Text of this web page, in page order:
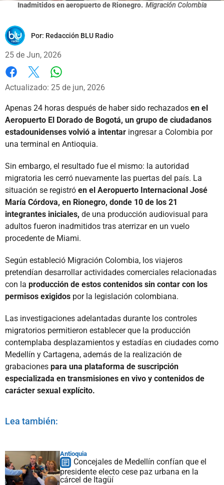
Inadmitidos en aeropuerto de Rionegro. Migración Colombia
Por: Redacción BLU Radio
25 de Jun, 2026
Facebook
X
Actualizado: 25 de jun, 2026
Apenas 24 horas después de haber sido rechazados en el
Aeropuerto El Dorado de Bogotá, un grupo de ciudadanos
estadounidenses volvió a intentar ingresar a Colombia por
una terminal en Antioquia.
Sin embargo, el resultado fue el mismo: la autoridad
migratoria les cerró nuevamente las puertas del país. La
situación se registró en el Aeropuerto Internacional José
María Córdova, en Rionegro, donde 10 de los 21
integrantes iniciales, de una producción audiovisual para
adultos fueron inadmitidos tras aterrizar en un vuelo
procedente de Miami.
Según estableció Migración Colombia, los viajeros
pretendían desarrollar actividades comerciales relacionadas
con la producción de estos contenidos sin contar con los
permisos exigidos por la legislación colombiana.
Las investigaciones adelantadas durante los controles
migratorios permitieron establecer que la producción
contemplaba desplazamientos y estadías en ciudades como
Medellín y Cartagena, además de la realización de
grabaciones para una plataforma de suscripción
especializada en transmisiones en vivo y contenidos de
carácter sexual explícito.
Lea también:
Antioquia
Concejales de Medellín confían que el
presidente electo cese paz urbana en la
cárcel de Itagüí